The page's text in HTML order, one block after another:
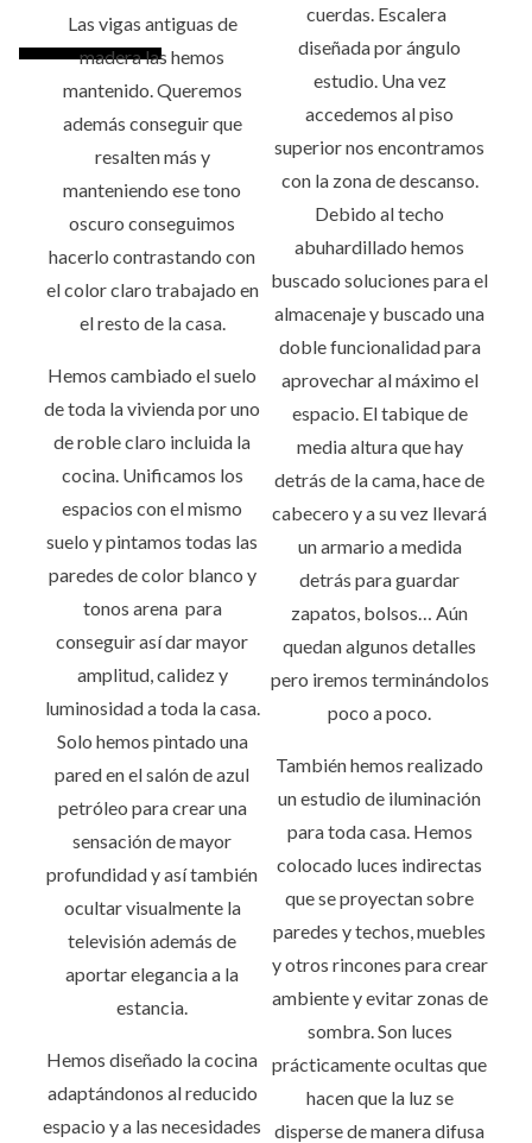
Las vigas antiguas de
madera las hemos
mantenido. Queremos
además conseguir que
resalten más y
manteniendo ese tono
oscuro conseguimos
hacerlo contrastando con
el color claro trabajado en
el resto de la casa.
Hemos cambiado el suelo
de toda la vivienda por uno
de roble claro incluida la
cocina. Unificamos los
espacios con el mismo
suelo y pintamos todas las
paredes de color blanco y
tonos arena para
conseguir así dar mayor
amplitud, calidez y
luminosidad a toda la casa.
Solo hemos pintado una
pared en el salón de azul
petróleo para crear una
sensación de mayor
profundidad y así también
ocultar visualmente la
televisión además de
aportar elegancia a la
estancia.
Hemos diseñado la cocina
adaptándonos al reducido
espacio y a las necesidades
cuerdas. Escalera
diseñada por ángulo
estudio. Una vez
accedemos al piso
superior nos encontramos
con la zona de descanso.
Debido al techo
abuhardillado hemos
buscado soluciones para el
almacenaje y buscado una
doble funcionalidad para
aprovechar al máximo el
espacio. El tabique de
media altura que hay
detrás de la cama, hace de
cabecero y a su vez llevará
un armario a medida
detrás para guardar
zapatos, bolsos… Aún
quedan algunos detalles
pero iremos terminándolos
poco a poco.
También hemos realizado
un estudio de iluminación
para toda casa. Hemos
colocado luces indirectas
que se proyectan sobre
paredes y techos, muebles
y otros rincones para crear
ambiente y evitar zonas de
sombra. Son luces
prácticamente ocultas que
hacen que la luz se
disperse de manera difusa